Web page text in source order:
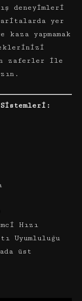
deneyimleri
yer
yapmamak
zaferler ile
Sistemleri:
Hızı
Uyumluluğu
üst